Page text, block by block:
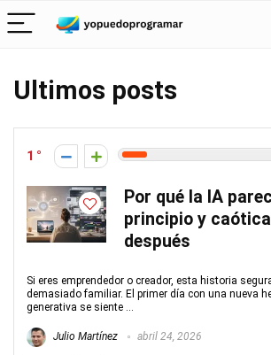
Ultimos posts
1
Por qué la IA
principio y
después
Si eres emprendedor o creador, esta historia
demasiado familiar. El primer día con una nueva
generativa se siente ...
Julio Martínez abril 24, 2026